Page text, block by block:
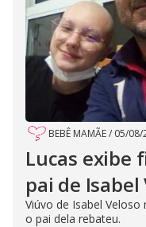
BEBÊ MAMÃE/ 05/08/
Lucas exibe
pai de
Viúvo de Isabel
o pai dela rebateu.